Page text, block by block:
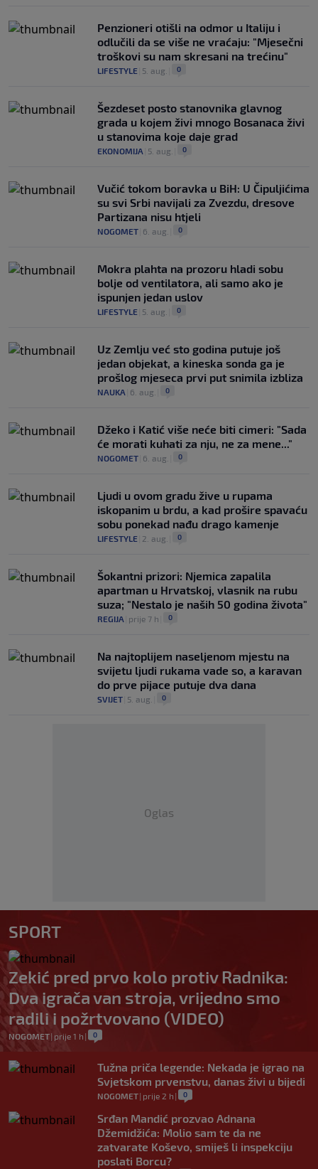
Penzioneri otišli na odmor u Italiju i
odlučili da se više ne vraćaju: "Mjesečni
troškovi su nam skresani na trećinu"
LIFESTYLE 5. aug. 0
Šezdeset posto stanovnika glavnog
grada u kojem živi mnogo Bosanaca živi
u stanovima koje daje grad
EKONOMIJA 5. aug. 0
Vučić tokom boravka u BiH: U Čipuljićima
su svi Srbi navijali za Zvezdu, dresove
Partizana nisu htjeli
NOGOMET 6. aug. 0
Mokra plahta na prozoru hladi sobu
bolje od ventilatora, ali samo ako je
ispunjen jedan uslov
LIFESTYLE 5. aug. 0
Uz Zemlju već sto godina putuje još
jedan objekat, a kineska sonda ga je
prošlog mjeseca prvi put snimila izbliza
NAUKA 6. aug. 0
Džeko i Katić više neće biti cimeri: "Sada
će morati kuhati za nju, ne za mene..."
NOGOMET 6. aug. 0
Ljudi u ovom gradu žive u rupama
iskopanim u brdu, a kad prošire spavaću
sobu ponekad nađu drago kamenje
LIFESTYLE 2. aug. 0
Šokantni prizori: Njemica zapalila
apartman u Hrvatskoj, vlasnik na rubu
suza; "Nestalo je naših 50 godina života"
REGIJA prije 7 h 0
Na najtoplijem naseljenom mjestu na
svijetu ljudi rukama vade so, a karavan
do prve pijace putuje dva dana
SVIJET 5. aug. 0
Oglas
SPORT
Zekić pred prvo kolo protiv Radnika:
Dva igrača van stroja, vrijedno smo
radili i požrtvovano (VIDEO)
NOGOMET| prije 1 h | 0
Tužna priča legende: Nekada je igrao na
Svjetskom prvenstvu, danas živi u bijedi
NOGOMET| prije 2 h | 0
Srđan Mandić prozvao Adnana
Džemidžića: Molio sam te da ne
zatvarate Koševo, smiješ li inspekciju
poslati Borcu?